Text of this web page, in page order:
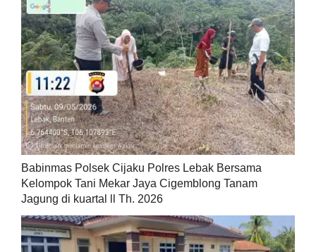
Babinmas Polsek Cijaku Polres Lebak Bersama
Kelompok Tani Mekar Jaya Cigemblong Tanam
Jagung di kuartal ll Th. 2026